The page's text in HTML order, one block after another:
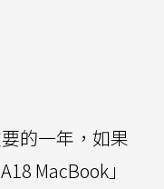
的一年，如果
MacBook」